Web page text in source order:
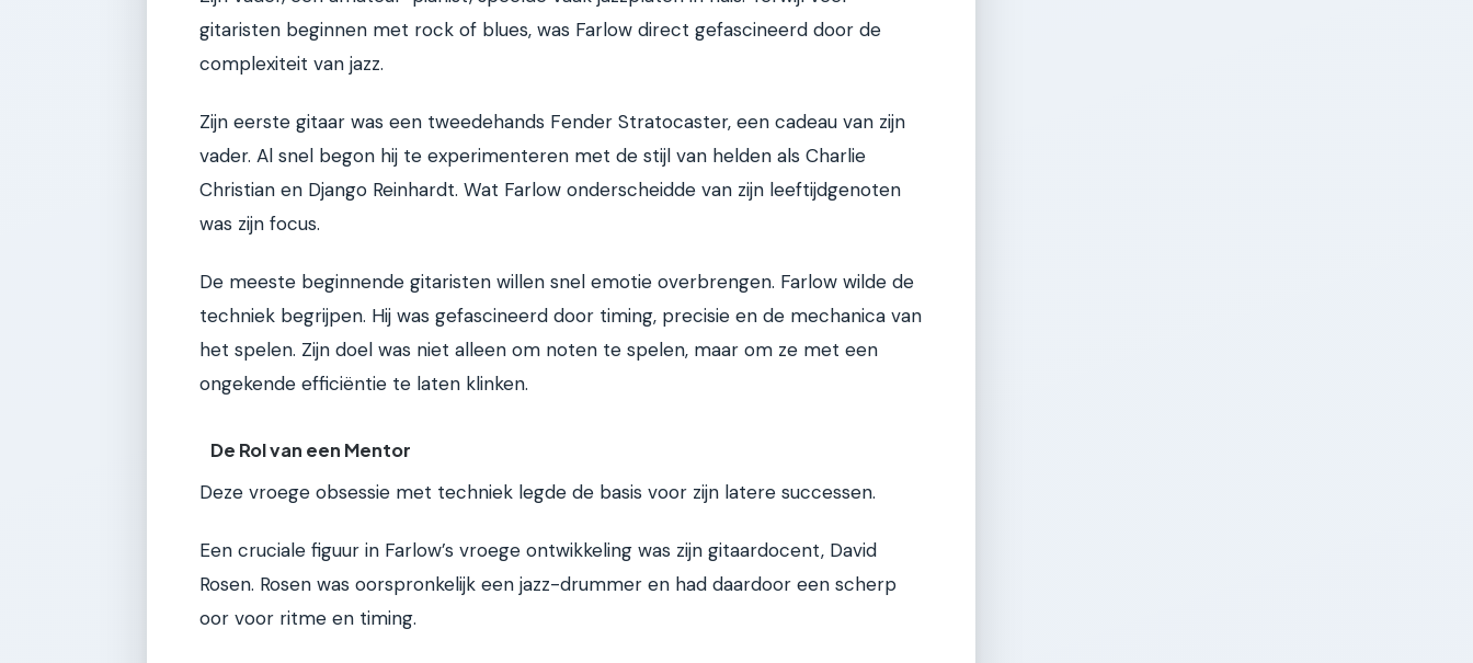
gitaristen beginnen met rock of blues, was Farlow direct gefascineerd door de
complexiteit van jazz.
Zijn eerste gitaar was een tweedehands Fender Stratocaster, een cadeau van zijn
vader. Al snel begon hij te experimenteren met de stijl van helden als Charlie
Christian en Django Reinhardt. Wat Farlow onderscheidde van zijn leeftijdgenoten
was zijn focus.
De meeste beginnende gitaristen willen snel emotie overbrengen. Farlow wilde de
techniek begrijpen. Hij was gefascineerd door timing, precisie en de mechanica van
het spelen. Zijn doel was niet alleen om noten te spelen, maar om ze met een
ongekende efficiëntie te laten klinken.
De Rol van een Mentor
Deze vroege obsessie met techniek legde de basis voor zijn latere successen.
Een cruciale figuur in Farlow’s vroege ontwikkeling was zijn gitaardocent, David
Rosen. Rosen was oorspronkelijk een jazz-drummer en had daardoor een scherp
oor voor ritme en timing.